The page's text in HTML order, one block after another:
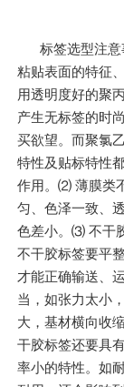
标签选型注
粘贴表面的特征
用透明度好的聚
产生无标签的时
买欲望。而聚氯
特性及贴标特性
作用。⑵ 薄膜类
匀、色泽一致、
色差小。⑶ 不干
不干胶标签要平
才能正确输送、
当，如张力太小
大，基材横向收
干胶标签还要具
率小的特性。如